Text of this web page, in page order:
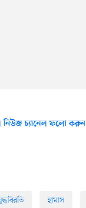
চ্যানেল ফলো করুন
হামাস